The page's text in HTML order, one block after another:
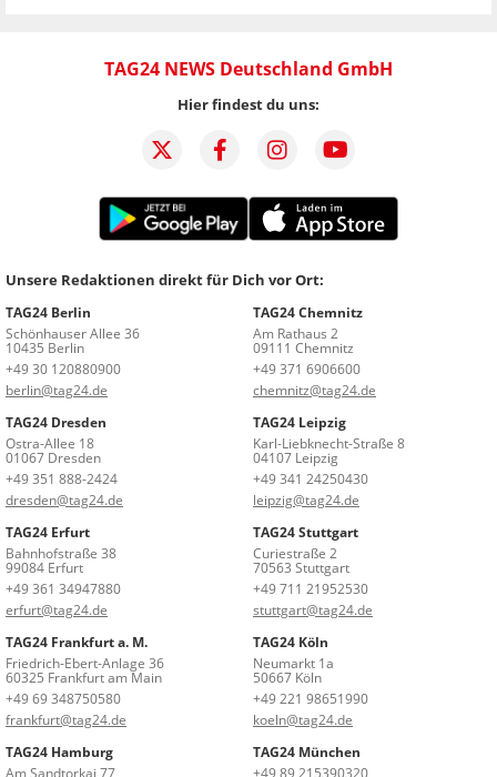
TAG24 NEWS Deutschland GmbH
Hier findest du uns:
Unsere Redaktionen direkt für Dich vor Ort:
TAG24 Berlin
Schönhauser Allee 36
10435 Berlin
+49 30 120880900
berlin@tag24.de
TAG24 Chemnitz
Am Rathaus 2
09111 Chemnitz
+49 371 6906600
chemnitz@tag24.de
TAG24 Dresden
Ostra-Allee 18
01067 Dresden
+49 351 888-2424
dresden@tag24.de
TAG24 Leipzig
Karl-Liebknecht-Straße 8
04107 Leipzig
+49 341 24250430
leipzig@tag24.de
TAG24 Erfurt
Bahnhofstraße 38
99084 Erfurt
+49 361 34947880
erfurt@tag24.de
TAG24 Stuttgart
Curiestraße 2
70563 Stuttgart
+49 711 21952530
stuttgart@tag24.de
TAG24 Frankfurt a. M.
Friedrich-Ebert-Anlage 36
60325 Frankfurt am Main
+49 69 348750580
frankfurt@tag24.de
TAG24 Köln
Neumarkt 1a
50667 Köln
+49 221 98651990
koeln@tag24.de
TAG24 Hamburg
Am Sandtorkai 77
TAG24 München
+49 89 215390320